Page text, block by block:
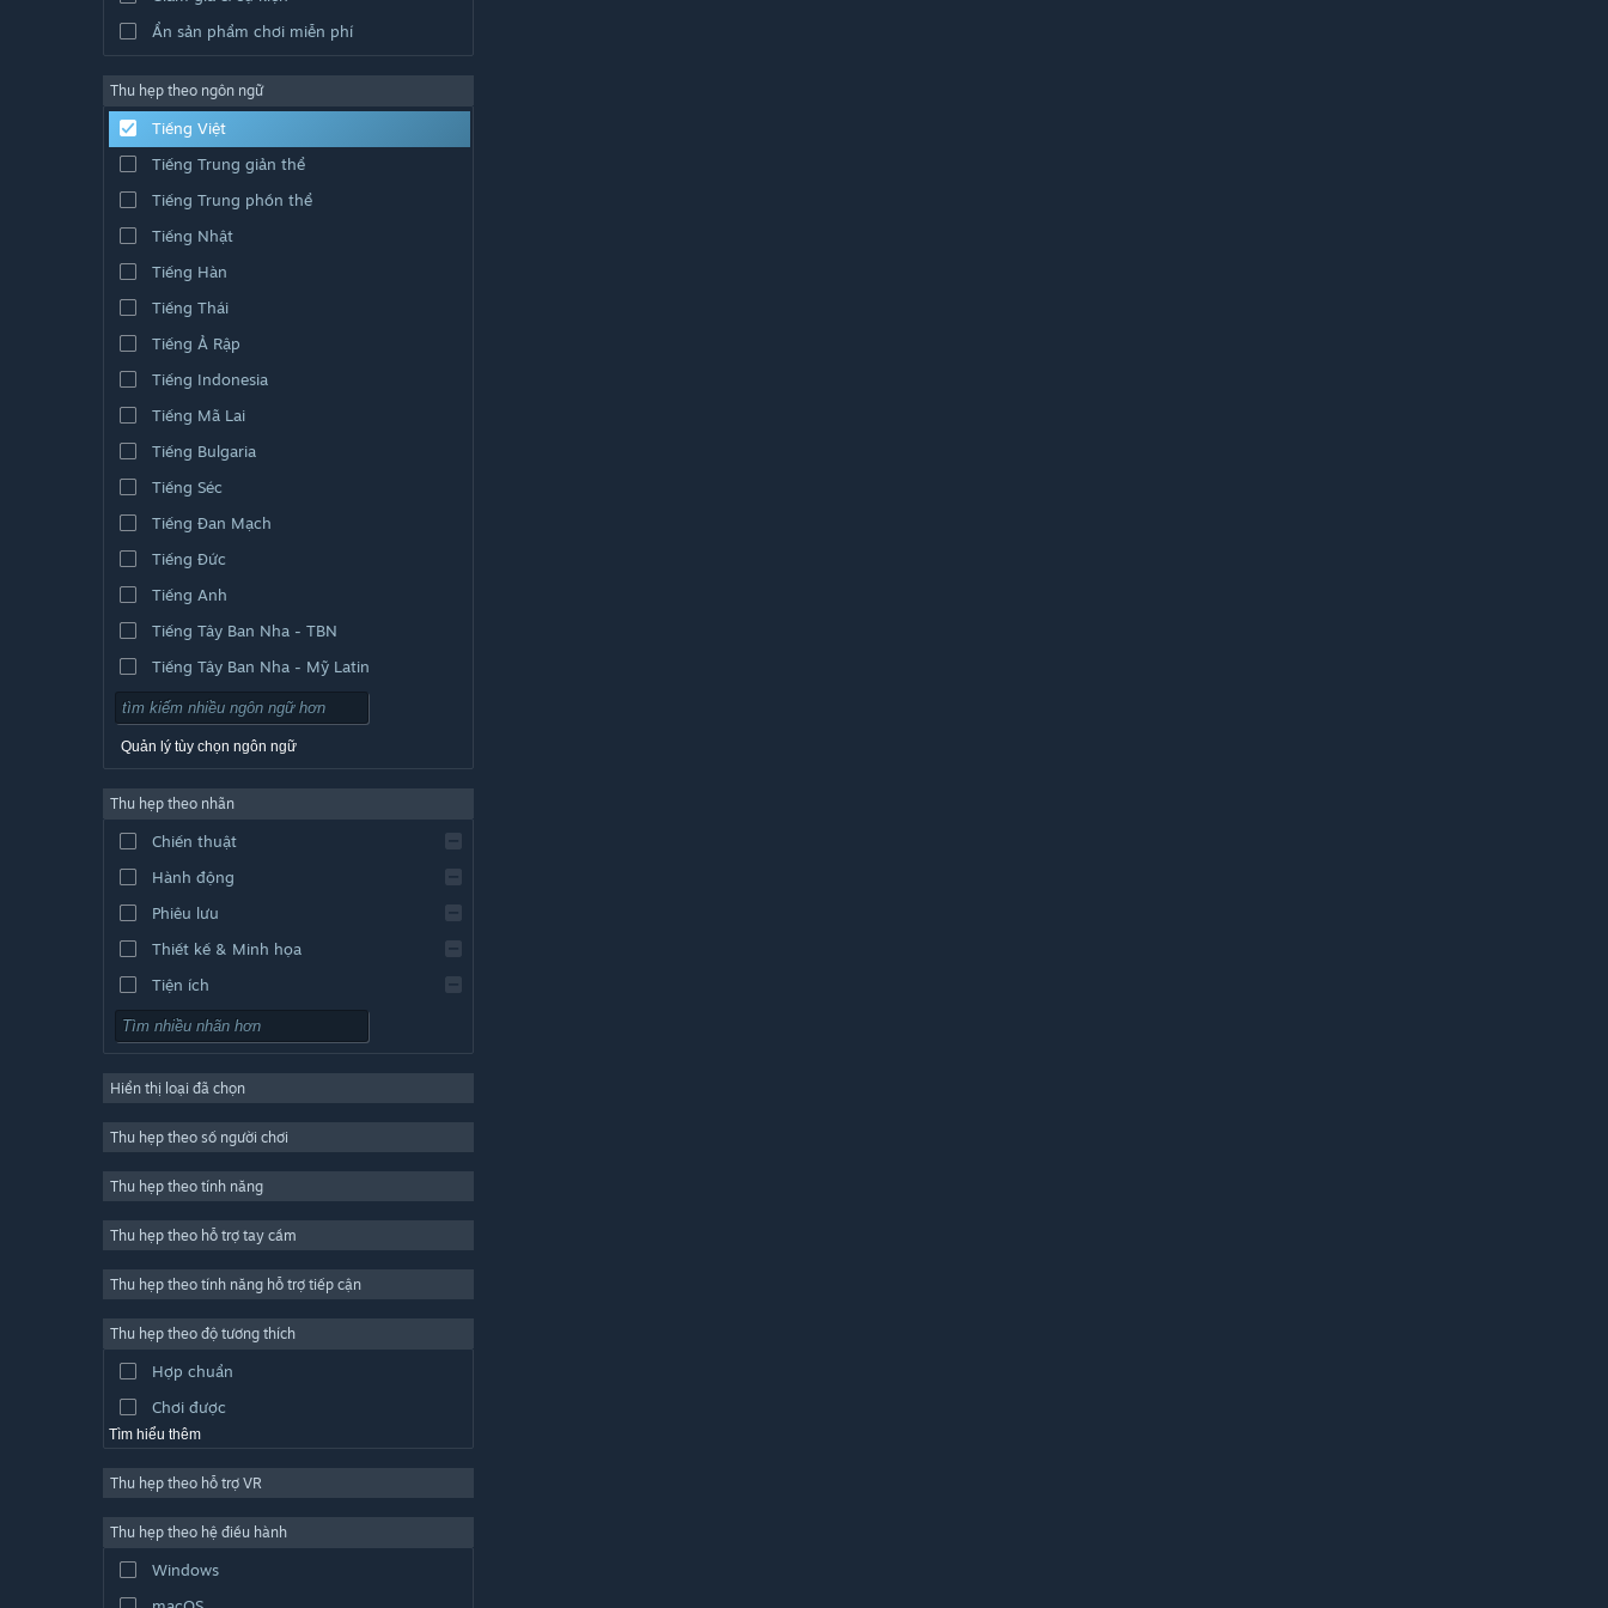
Ẩn sản phẩm chơi miễn phí
Thu hẹp theo ngôn ngữ
Tiếng Việt
Tiếng Trung giản thể
Tiếng Trung phồn thể
Tiếng Nhật
Tiếng Hàn
Tiếng Thái
Tiếng Ả Rập
Tiếng Indonesia
Tiếng Mã Lai
Tiếng Bulgaria
Tiếng Séc
Tiếng Đan Mạch
Tiếng Đức
Tiếng Anh
Tiếng Tây Ban Nha - TBN
Tiếng Tây Ban Nha - Mỹ Latin
Quản lý tùy chọn ngôn ngữ
Thu hẹp theo nhãn
Chiến thuật
Hành động
Phiêu lưu
Thiết kế & Minh họa
Tiện ích
Chơi miễn phí
Trực tuyến nhiều người chơi
Indie
Đơn giản
Mô phỏng
Sản xuất video
Chỉnh sửa ảnh
Hiển thị loại đã chọn
Thu hẹp theo số người chơi
Thu hẹp theo tính năng
Thu hẹp theo hỗ trợ tay cầm
Thu hẹp theo tính năng hỗ trợ tiếp cận
Thu hẹp theo độ tương thích
Hợp chuẩn
Chơi được
Tìm hiểu thêm
Thu hẹp theo hỗ trợ VR
Thu hẹp theo hệ điều hành
Windows